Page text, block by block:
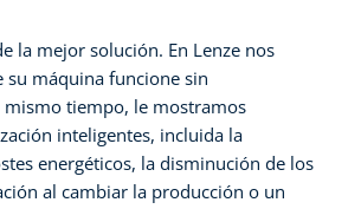
la mejor solución. En Lenze nos
su máquina funcione sin
tiempo, le mostramos
inteligentes, incluida la
energéticos, la disminución de los
al cambiar la producción o un